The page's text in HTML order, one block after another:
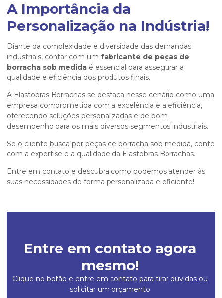
A Importância da
Personalização na Indústria!
Diante da complexidade e diversidade das demandas
industriais, contar com um fabricante de peças de
borracha sob medida é essencial para assegurar a
qualidade e eficiência dos produtos finais.
A Elastobras Borrachas se destaca nesse cenário como uma
empresa comprometida com a excelência e a eficiência,
oferecendo soluções personalizadas e de bom
desempenho para os mais diversos segmentos industriais.
Se o cliente busca por peças de borracha sob medida, conte
com a expertise e a qualidade da Elastobras Borrachas.
Entre em contato e descubra como podemos atender às
suas necessidades de forma personalizada e eficiente!
Entre em contato agora
mesmo!
Clique no botão e entre em contato para tirar dúvidas ou
solicitar um orçamento